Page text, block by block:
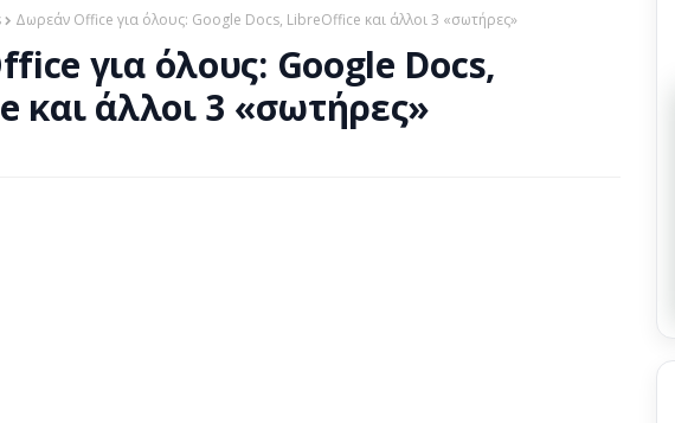
Δωρεάν Office για όλους: Google Docs, LibreOffice και άλλοι 3 «σωτήρες»
για όλους: Google Docs,
και άλλοι 3 «σωτήρες»